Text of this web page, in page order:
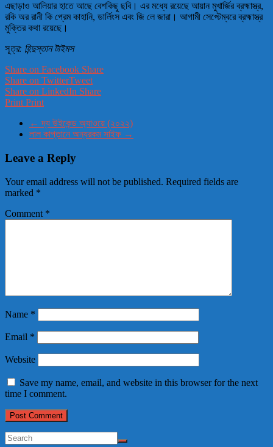
এছাড়াও আলিয়ার হাতে আছে বেশকিছু ছবি। এর মধ্যে রয়েছে আয়ান মুখার্জির ব্রহ্মাস্ত্র,
রকি অর রানী কি প্রেম কাহানি, ডার্লিংস এবং জি লে জারা। আগামী সেপ্টেম্বরে ব্রহ্মাস্ত্র
মুক্তির কথা রয়েছে।
সূত্র: হিন্দুস্তান টাইমস
Share on Facebook Share
Share on TwitterTweet
Share on LinkedIn Share
Print Print
← দ্য উইকেন্ড অ্যাওয়ে (২০২২)
লাল কাপ্তানে অন্যরকম সাইফ →
Leave a Reply
Your email address will not be published. Required fields are
marked *
Comment *
Name *
Email *
Website
Save my name, email, and website in this browser for the next
time I comment.